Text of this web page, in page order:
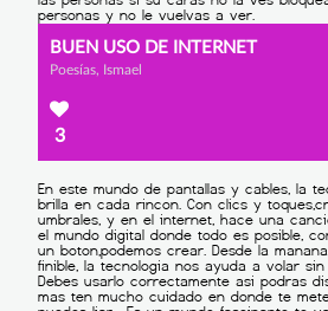
BUEN USO DE INTERNET
Poesías, Ismael
3